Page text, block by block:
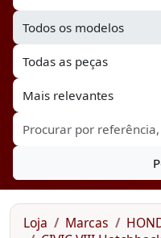
Loja Marcas